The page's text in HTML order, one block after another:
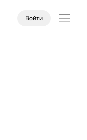
Войти